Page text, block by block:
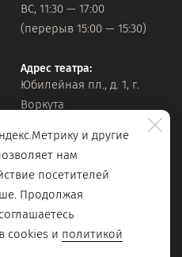
ВС, 11:30 — 17:00
(перерыв 15:00 — 15:30)
Адрес театра:
Юбилейная пл., д. 1, г.
Воркута
Официальная почта:
vorkteatrdr@mail.ru
и другие
нам
посетителей
Продолжая
cookies и политикой